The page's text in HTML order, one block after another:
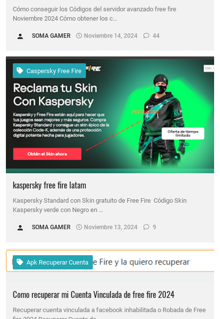
Cómo conseguir los Códigos del servidor avanzado free fire
Noviembre 2024 Cómo obtener los c…
SOMA GAMER Noviembre 14, 2024 44
Caspersky Free Fire
kaspersky free fire latam
Kaspersky Standard con Skin gratuito de Free Fire Código Skin
Kaspersky verde con Negro en …
SOMA GAMER Noviembre 13, 2024 9
Apk Recuperar Cuenta
Como recuperar mi Cuenta Vinculada de free fire 2024
Recuperar cuenta vinculada a facebook inhabilitada o Robada de Free